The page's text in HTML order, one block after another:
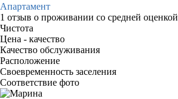
Апартамент
1 отзыв о проживании со средней оценкой
Чистота
Цена - качество
Качество обслуживания
Расположение
Своевременность заселения
Соответствие фото